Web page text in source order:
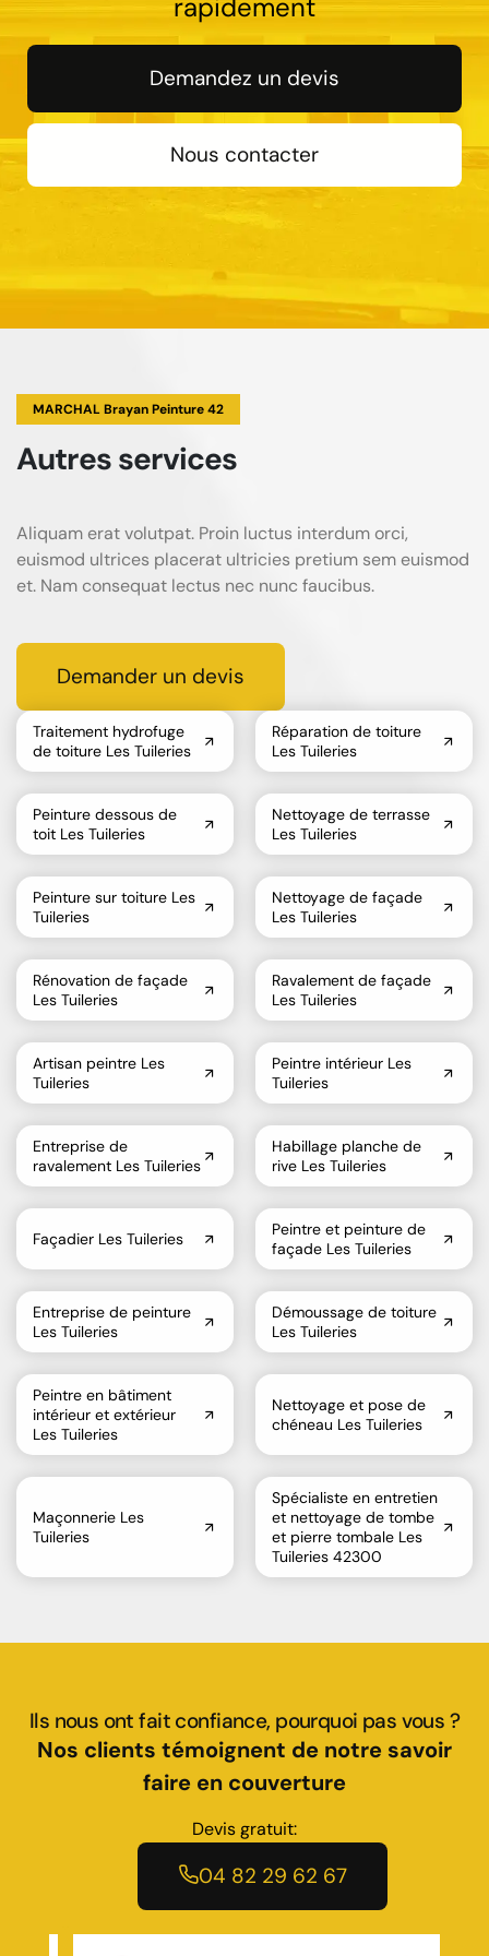
Demandez un devis
Nous contacter
MARCHAL Brayan Peinture 42
Autres services
Aliquam erat volutpat. Proin luctus interdum orci,
euismod ultrices placerat ultricies pretium sem euismod
et. Nam consequat lectus nec nunc faucibus.
Demander un devis
Traitement hydrofuge
de toiture Les Tuileries
Réparation de toiture
Les Tuileries
Peinture dessous de
toit Les Tuileries
Nettoyage de terrasse
Les Tuileries
Peinture sur toiture Les
Tuileries
Nettoyage de façade
Les Tuileries
Rénovation de façade
Les Tuileries
Ravalement de façade
Les Tuileries
Artisan peintre Les
Tuileries
Peintre intérieur Les
Tuileries
Entreprise de
ravalement Les Tuileries
Habillage planche de
rive Les Tuileries
Façadier Les Tuileries
Peintre et peinture de
façade Les Tuileries
Entreprise de peinture
Les Tuileries
Démoussage de toiture
Les Tuileries
Peintre en bâtiment
intérieur et extérieur
Les Tuileries
Nettoyage et pose de
chéneau Les Tuileries
Maçonnerie Les
Tuileries
Spécialiste en entretien
et nettoyage de tombe
et pierre tombale Les
Tuileries 42300
Ils nous ont fait confiance, pourquoi pas vous ?
Nos clients témoignent de notre savoir
faire en couverture
Devis gratuit:
04 82 29 62 67